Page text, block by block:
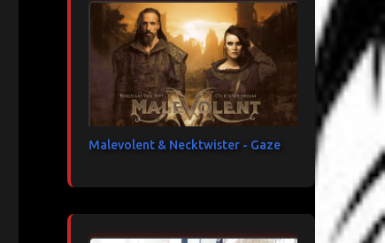
Malevolent & Necktwister - Gaze